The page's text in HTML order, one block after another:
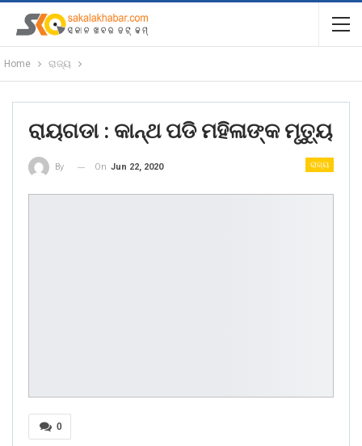
Home ରାଜ୍ୟ
ରାୟଗଡା : କାନ୍ଥ ପଡି ମହିଳାଙ୍କ ମୃତ୍ୟୁ
ରାଜ୍ୟ
By On Jun 22, 2020
0